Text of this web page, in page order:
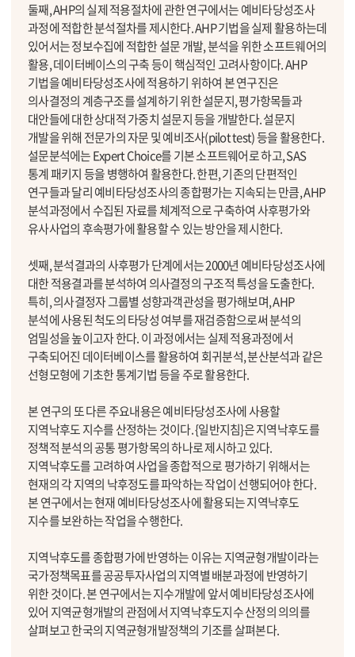
둘째, AHP의 실제 적용절차에 관한 연구에서는 예비타당성조사
과정에 적합한 분석절차를 제시한다. AHP 기법을 실제 활용하는데
있어서는 정보수집에 적합한 설문 개발, 분석을 위한 소프트웨어의
활용, 데이터베이스의 구축 등이 핵심적인 고려사항이다. AHP
기법을 예비타당성조사에 적용하기 위하여 본 연구진은
의사결정의 계층구조를 설계하기 위한 설문지, 평가항목들과
대안들에 대한 상대적 가중치 설문지 등을 개발한다. 설문지
개발을 위해 전문가의 자문 및 예비조사(pilot test) 등을 활용한다.
설문분석에는 Expert Choice를 기본 소프트웨어로 하고, SAS
통계 패키지 등을 병행하여 활용한다. 한편, 기존의 단편적인
연구들과 달리 예비타당성조사의 종합평가는 지속되는 만큼, AHP
분석과정에서 수집된 자료를 체계적으로 구축하여 사후평가와
유사사업의 후속평가에 활용할 수 있는 방안을 제시한다.
셋째, 분석결과의 사후평가 단계에서는 2000년 예비타당성조사에
대한 적용결과를 분석하여 의사결정의 구조적 특성을 도출한다.
특히, 의사결정자 그룹별 성향과객관성을 평가해보며, AHP
분석에 사용된 척도의 타당성 여부를 재검증함으로써 분석의
엄밀성을 높이고자 한다. 이 과정에서는 실제 적용과정에서
구축되어진 데이터베이스를 활용하여 회귀분석, 분산분석과 같은
선형모형에 기초한 통계기법 등을 주로 활용한다.
본 연구의 또 다른 주요내용은 예비타당성조사에 사용할
지역낙후도 지수를 산정하는 것이다. {일반지침}은 지역낙후도를
정책적 분석의 공통 평가항목의 하나로 제시하고 있다.
지역낙후도를 고려하여 사업을 종합적으로 평가하기 위해서는
현재의 각 지역의 낙후정도를 파악하는 작업이 선행되어야 한다.
본 연구에서는 현재 예비타당성조사에 활용되는 지역낙후도
지수를 보완하는 작업을 수행한다.
지역낙후도를 종합평가에 반영하는 이유는 지역균형개발이라는
국가정책목표를 공공투자사업의 지역별 배분과정에 반영하기
위한 것이다. 본 연구에서는 지수개발에 앞서 예비타당성조사에
있어 지역균형개발의 관점에서 지역낙후도지수 산정의 의의를
살펴보고 한국의 지역균형개발정책의 기조를 살펴본다.